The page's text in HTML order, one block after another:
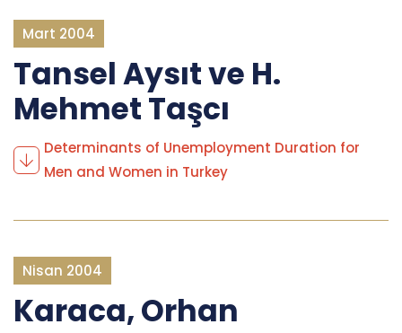
Mart 2004
Tansel Aysıt ve H.
Mehmet Taşcı
Determinants of Unemployment Duration for
Men and Women in Turkey
Nisan 2004
Karaca, Orhan